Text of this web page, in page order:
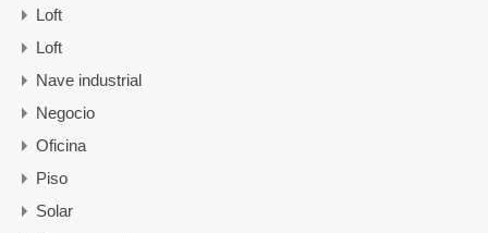
Loft
Loft
Nave industrial
Negocio
Oficina
Piso
Solar